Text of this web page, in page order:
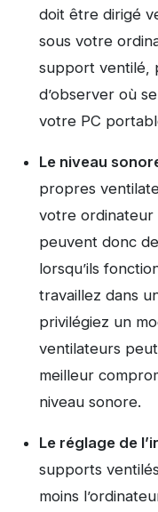
doit être dirigé
sous votre
support ventilé,
d’observer où
votre PC
Le niveau
propres
votre ordinateur
peuvent donc
lorsqu’ils
travaillez dans
privilégiez un
ventilateurs
meilleur
niveau sonore.
Le réglage de
supports
moins